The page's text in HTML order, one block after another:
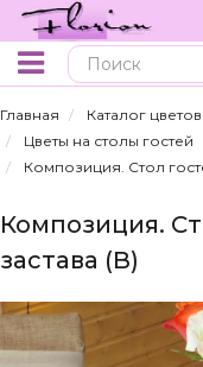
Главная Каталог цветов
Цветы на столы гостей
Композиция. Стол
Композиция.
застава (В)